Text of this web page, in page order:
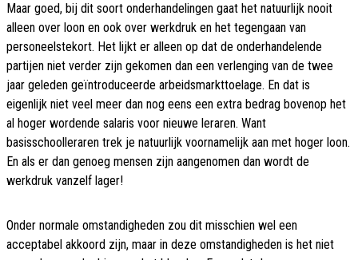
Maar goed, bij dit soort onderhandelingen gaat het natuurlijk nooit
alleen over loon en ook over werkdruk en het tegengaan van
personeelstekort. Het lijkt er alleen op dat de onderhandelende
partijen niet verder zijn gekomen dan een verlenging van de twee
jaar geleden geïntroduceerde arbeidsmarkttoelage. En dat is
eigenlijk niet veel meer dan nog eens een extra bedrag bovenop het
al hoger wordende salaris voor nieuwe leraren. Want
basisschoolleraren trek je natuurlijk voornamelijk aan met hoger loon.
En als er dan genoeg mensen zijn aangenomen dan wordt de
werkdruk vanzelf lager!
Onder normale omstandigheden zou dit misschien wel een
acceptabel akkoord zijn, maar in deze omstandigheden is het niet